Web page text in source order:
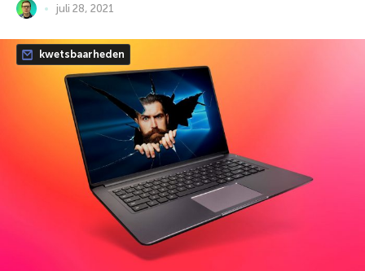
juli 28, 2021
kwetsbaarheden